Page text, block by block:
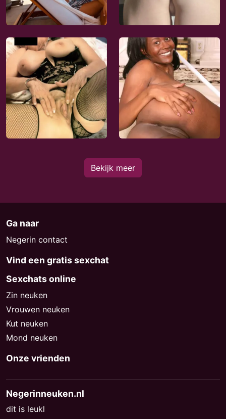
Bekijk meer
Ga naar
Negerin contact
Vind een gratis sexchat
Sexchats online
Zin neuken
Vrouwen neuken
Kut neuken
Mond neuken
Onze vrienden
Negerinneuken.nl
dit is leukl